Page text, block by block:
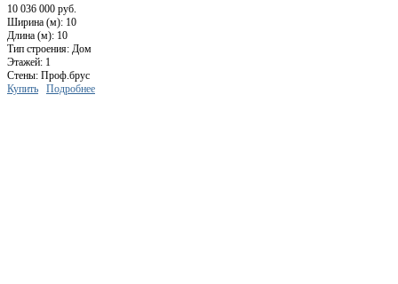
10 036 000 руб.
Ширина (м): 10
Длина (м): 10
Тип строения: Дом
Этажей: 1
Стены: Проф.брус
Купить
Подробнее